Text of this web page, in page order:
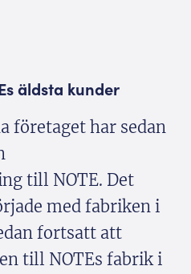
äldsta kunder
företaget har sedan
till NOTE. Det
med fabriken i
fortsatt att
till NOTEs fabrik i